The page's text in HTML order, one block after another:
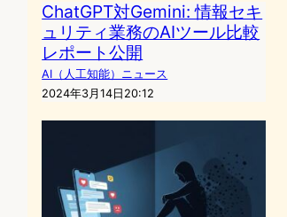
ChatGPT対Gemini: 情報セキ
ュリティ業務のAIツール比較
レポート公開
AI（人工知能）ニュース
2024年3月14日20:12